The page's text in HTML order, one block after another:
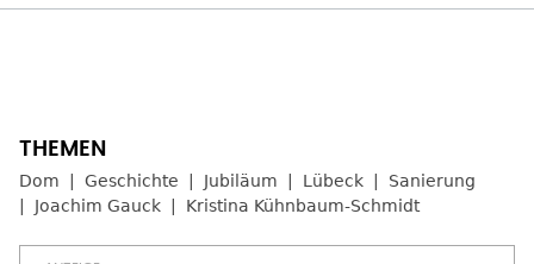
Dom Geschichte Jubiläum Lübeck
Sanierung
Joachim Gauck
Kristina Kühnbaum-Schmidt